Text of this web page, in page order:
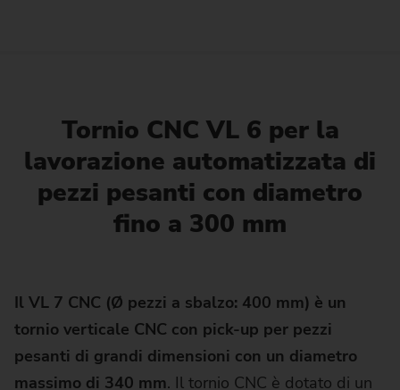
Tornio CNC VL 6 per la
lavorazione automatizzata di
pezzi pesanti con diametro
fino a 300 mm
Il VL 7 CNC (Ø pezzi a sbalzo: 400 mm) è un
tornio verticale CNC con pick-up per pezzi
pesanti di grandi dimensioni con un diametro
massimo di 340 mm. Il tornio CNC è dotato di un